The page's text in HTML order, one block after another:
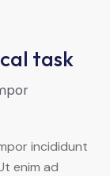
task
incididunt
enim ad